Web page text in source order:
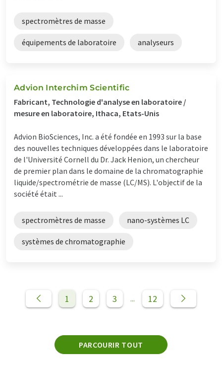
spectromètres de masse
équipements de laboratoire analyseurs
Advion Interchim Scientific
Fabricant, Technologie d'analyse en laboratoire /
mesure en laboratoire, Ithaca, Etats-Unis
Advion BioSciences, Inc. a été fondée en 1993 sur la base
des nouvelles techniques développées dans le laboratoire
de l'Université Cornell du Dr. Jack Henion, un chercheur
de premier plan dans le domaine de la chromatographie
liquide/spectrométrie de masse (LC/MS). L'objectif de la
société était ...
spectromètres de masse nano-systèmes LC
systèmes de chromatographie
1 2 3 ... 12
PARCOURIR TOUT